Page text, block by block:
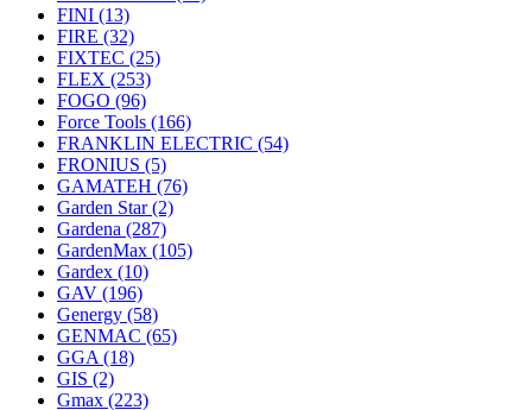
FINI (13)
FIRE (32)
FIXTEC (25)
FLEX (253)
FOGO (96)
Force Tools (166)
FRANKLIN ELECTRIC (54)
FRONIUS (5)
GAMATEH (76)
Garden Star(2)
Gardena (287)
GardenMax (105)
Gardex (10)
GAV (196)
Genergy (58)
GENMAC (65)
GGA (18)
GIS (2)
Gmax (223)